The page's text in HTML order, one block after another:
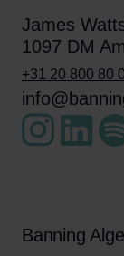
James
1097 DM
+31 20 800 80
Banning